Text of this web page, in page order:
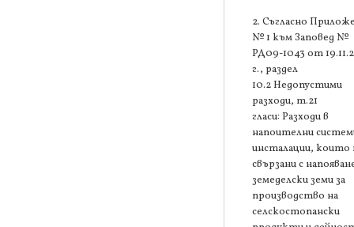
2. Съгласно
№ 1 към Заповед №
РД09-1043 от
г., раздел
10.2 Недопустими
разходи, т.21
гласи: Разходи в
напоителни
инсталации, които
свързани с
земеделски земи за
производство на
селскостопански